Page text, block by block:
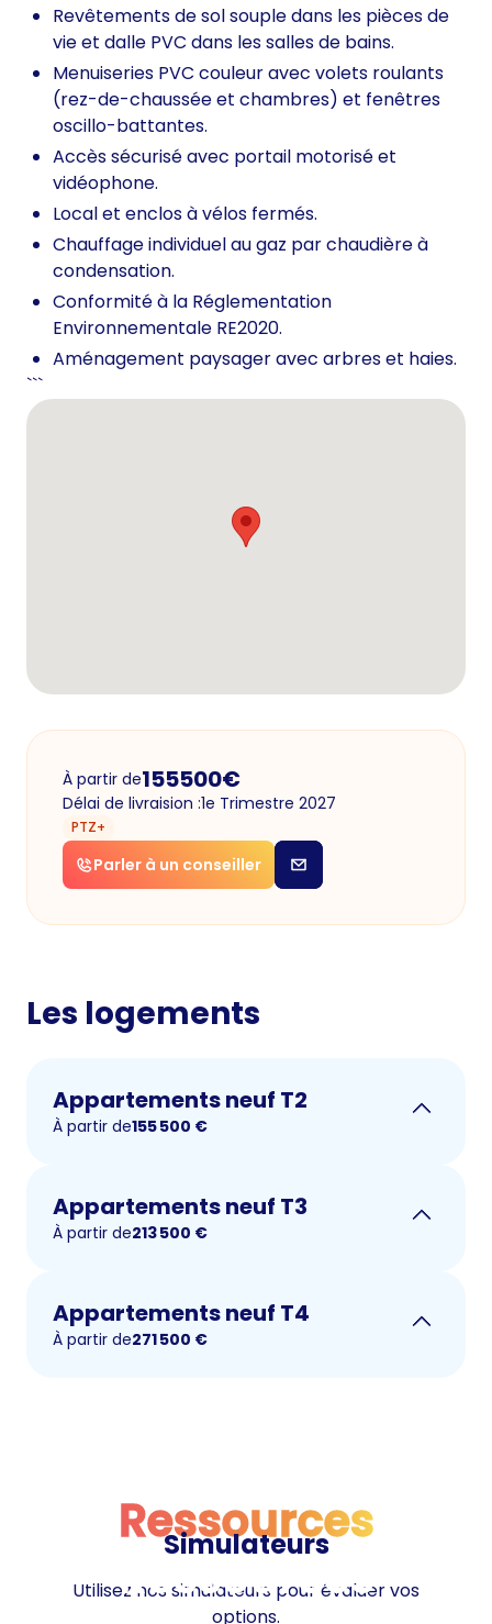
Revêtements de sol souple dans les pièces de
vie et dalle PVC dans les salles de bains.
Menuiseries PVC couleur avec volets roulants
(rez-de-chaussée et chambres) et fenêtres
oscillo-battantes.
Accès sécurisé avec portail motorisé et
vidéophone.
Local et enclos à vélos fermés.
Chauffage individuel au gaz par chaudière à
condensation.
Conformité à la Réglementation
Environnementale RE2020.
Aménagement paysager avec arbres et haies.
```
À partir de155500€
Délai de livraision :1e Trimestre 2027
PTZ+
Parler à un conseiller
Les logements
Appartements neuf T2
À partir de155 500 €
Appartements neuf T3
À partir de213 500 €
Appartements neuf T4
À partir de271 500 €
Ressources
Ressources
Simulateurs
Utilisez nos simulateurs pour évaluer vos
options.